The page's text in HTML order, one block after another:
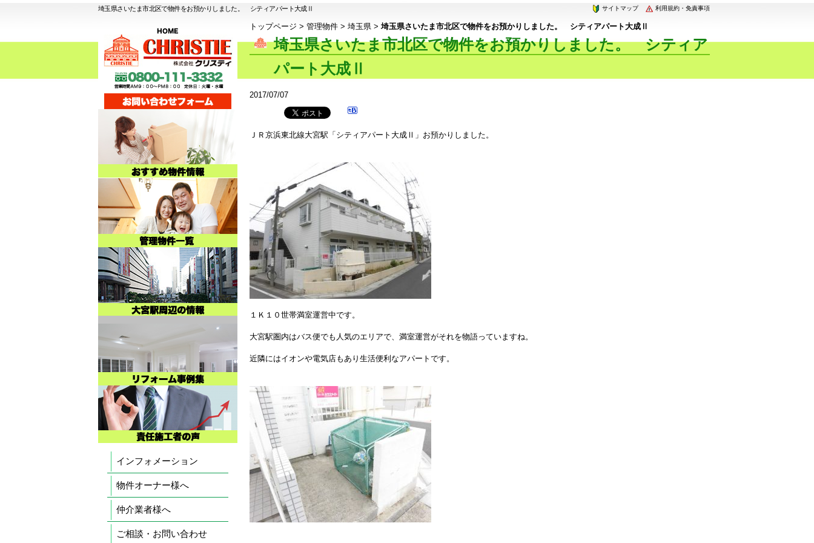
埼玉県さいたま市北区で物件をお預かりしました。 シティアパート大成Ⅱ 利用規約・免責事項
サイトマップ
トップページ > 管理物件 > 埼玉県 > 埼玉県さいたま市北区で物件をお預かりしました。 シティアパート大成Ⅱ
埼玉県さいたま市北区で物件をお預かりしました。 シティア
パート大成Ⅱ
2017/07/07
ＪＲ京浜東北線大宮駅「シティアパート大成Ⅱ」お預かりしました。
１Ｋ１０世帯満室運営中です。
大宮駅圏内はバス便でも人気のエリアで、満室運営がそれを物語っていますね。
近隣にはイオンや電気店もあり生活便利なアパートです。
インフォメーション
物件オーナー様へ
仲介業者様へ
ご相談・お問い合わせ